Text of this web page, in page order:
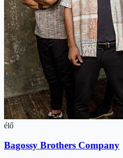
élő
Bagossy Brothers Company